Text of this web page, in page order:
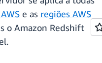
e as regiões AWS
o Amazon Redshift